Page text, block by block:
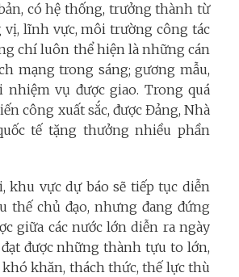
có hệ thống, trưởng thành từ
vị, lĩnh vực, môi trường công tác
chí luôn thể hiện là những cán
mạng trong sáng; gương mẫu,
vụ được giao. Trong quá
công xuất sắc, được Đảng, Nhà
tế tặng thưởng nhiều phần
vực dự báo sẽ tiếp tục diễn
thế chủ đạo, nhưng đang đứng
giữa các nước lớn diễn ra ngày
được những thành tựu to lớn,
khăn, thách thức, thế lực thù